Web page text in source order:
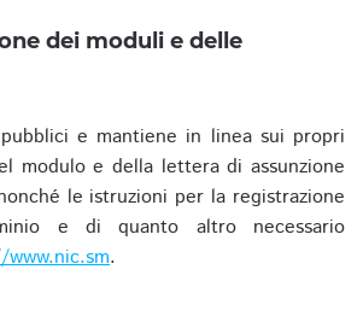
dei moduli e delle
e mantiene in linea sui propri
modulo e della lettera di assunzione
le istruzioni per la registrazione
e di quanto altro necessario
.